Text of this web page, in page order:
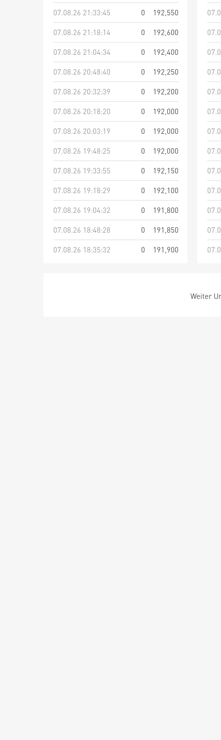
07.08.26 21:33:45
0
192,550
07.08.26 21:18:14
0
192,600
07.08.26 21:04:34
0
192,400
07.08.26 20:48:40
0
192,250
07.08.26 20:32:39
0
192,200
07.08.26 20:18:20
0
192,000
07.08.26 20:03:19
0
192,000
07.08.26 19:48:25
0
192,000
07.08.26 19:33:55
0
192,150
07.08.26 19:18:29
0
192,100
07.08.26 19:04:32
0
191,800
07.08.26 18:48:28
0
191,850
07.08.26 18:35:32
0 191,900
Weiter